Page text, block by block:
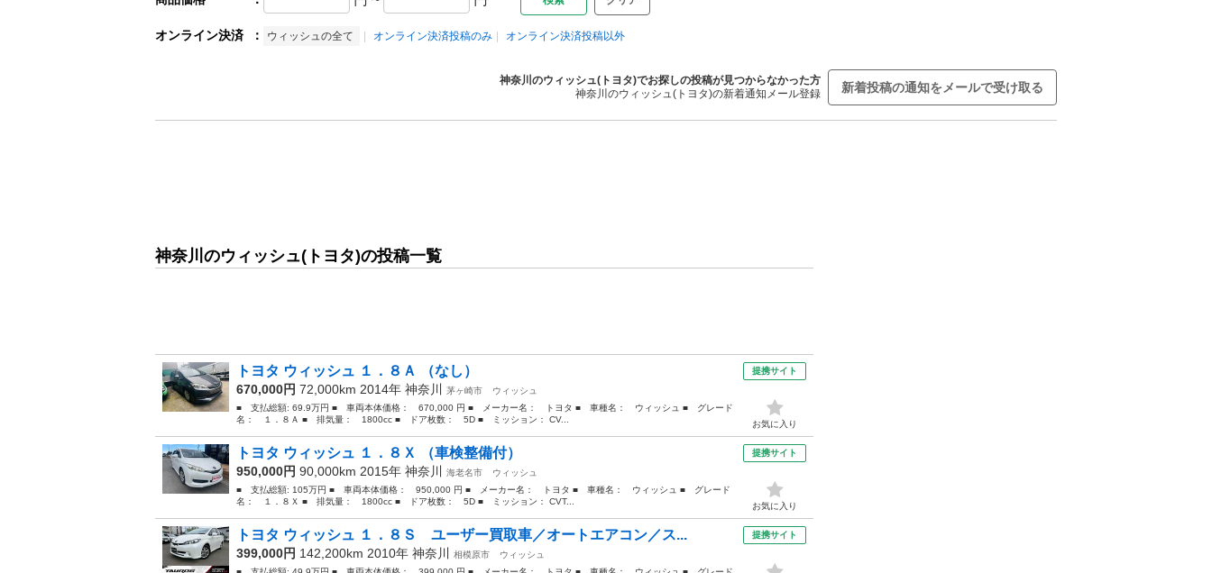
オンライン決済 ： ウィッシュの全て オンライン決済投稿のみ オンライン決済投稿以外
神奈川のウィッシュ(トヨタ)でお探しの投稿が見つからなかった方
神奈川のウィッシュ(トヨタ)の新着通知メール登録
新着投稿の通知をメールで受け取る
神奈川のウィッシュ(トヨタ)の投稿一覧
トヨタ ウィッシュ １．８Ａ （なし）
670,000円 72,000km 2014年 神奈川 茅ヶ崎市
ウィッシュ
■ 支払総額: 69.9万円 ■ 車両本体価格： 670,000 円 ■ メーカー名： トヨタ ■ 車種名： ウィッシュ ■ グレード
名： １．８Ａ ■ 排気量： 1800cc ■ ドア枚数： 5D ■ ミッション： CV...
提携サイト
お気に入り
トヨタ ウィッシュ １．８Ｘ （車検整備付）
950,000円 90,000km 2015年 神奈川 海老名市
ウィッシュ
■ 支払総額: 105万円 ■ 車両本体価格： 950,000 円 ■ メーカー名： トヨタ ■ 車種名： ウィッシュ ■ グレード
名： １．８Ｘ ■ 排気量： 1800cc ■ ドア枚数： 5D ■ ミッション： CVT...
提携サイト
お気に入り
トヨタ ウィッシュ １．８Ｓ ユーザー買取車／オートエアコン／ス...
399,000円 142,200km 2010年 神奈川 相模原市
ウィッシュ
提携サイト